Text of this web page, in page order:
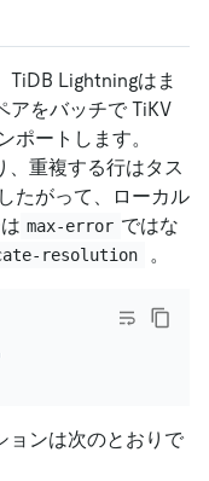
TiDB Lightningはま
アをバッチで TiKV
ポートします。
、重複する行はタス
たがって、ローカル
max-error ではな
resolution 。
ョンは次のとおりで